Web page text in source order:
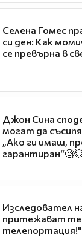
Селена Гомес
си ден: Как
се превърна в
Джон Сина
могат да
„Ако ги имаш,
Изследовател
притежават